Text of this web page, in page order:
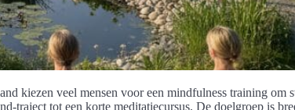
kiezen veel mensen voor een mindfulness training om
traject tot een korte meditatiecursus. De doelgroep is